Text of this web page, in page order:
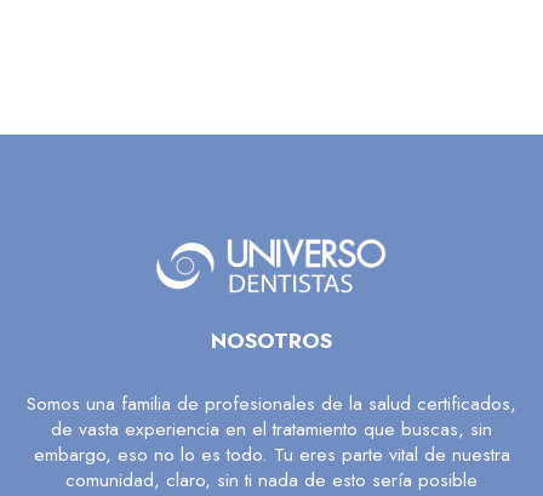
NOSOTROS
Somos una familia de profesionales de la salud certificados,
de vasta experiencia en el tratamiento que buscas, sin
embargo, eso no lo es todo. Tu eres parte vital de nuestra
comunidad, claro, sin ti nada de esto sería posible